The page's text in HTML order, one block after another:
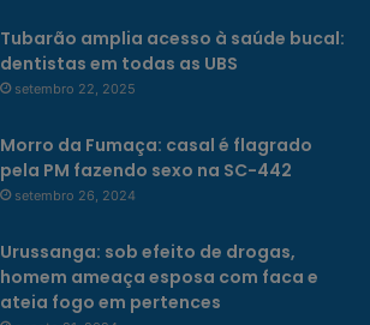
Tubarão amplia acesso à saúde bucal:
dentistas em todas as UBS
setembro 22, 2025
Morro da Fumaça: casal é flagrado
pela PM fazendo sexo na SC-442
setembro 26, 2024
Urussanga: sob efeito de drogas,
homem ameaça esposa com faca e
ateia fogo em pertences